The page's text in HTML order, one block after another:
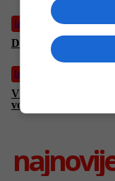
Izdvojeno
Džanan Musa odveo
Izdvojeno
Vrhovni vođa
vojsci